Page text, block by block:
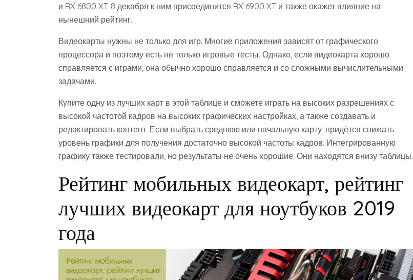
и RX 6800 XT. 8 декабря к ним присоединится RX 6900 XT и также окажет влияние на
нынешний рейтинг.
Видеокарты нужны не только для игр. Многие приложения зависят от графического
процессора и поэтому есть не только игровые тесты. Однако, если видеокарта хорошо
справляется с играми, она обычно хорошо справляется и со сложными вычислительными
задачами.
Купите одну из лучших карт в этой таблице и сможете играть на высоких разрешениях с
высокой частотой кадров на высоких графических настройках, а также создавать и
редактировать контент. Если выбрать среднюю или начальную карту, придётся снижать
уровень графики для получения достаточно высокой частоты кадров. Интегрированную
графику также тестировали, но результаты не очень хорошие. Они находятся внизу таблицы.
Рейтинг мобильных видеокарт, рейтинг
лучших видеокарт для ноутбуков 2019
года